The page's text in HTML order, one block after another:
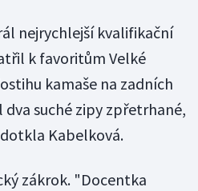
nejrychlejší kvalifikační
k favoritům Velké
kamaše na zadních
suché zipy zpřetrhané,
Kabelková.
zákrok. "Docentka